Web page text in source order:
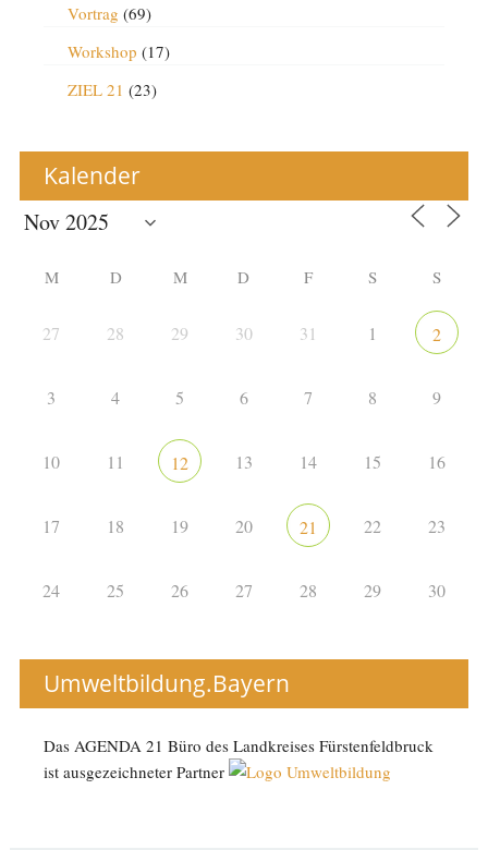
Vortrag (69)
Workshop (17)
ZIEL 21 (23)
Kalender
M D M D F S S
27 28 29 30 31 1 2
3 4 5 6 7 8 9
10 11 12 13 14 15 16
17 18 19 20 21 22 23
24 25 26 27 28 29 30
Umweltbildung.Bayern
Das AGENDA 21 Büro des Landkreises Fürstenfeldbruck
ist ausgezeichneter Partner